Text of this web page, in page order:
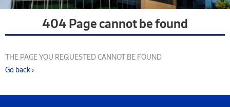
404 Page cannot be found
THE PAGE YOU REQUESTED CANNOT BE FOUND
Go back ›